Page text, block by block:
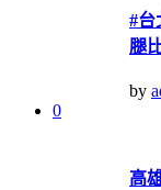
#台
腿
by
0
高